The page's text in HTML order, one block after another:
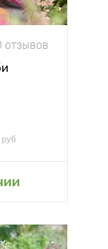
отзывов
руб